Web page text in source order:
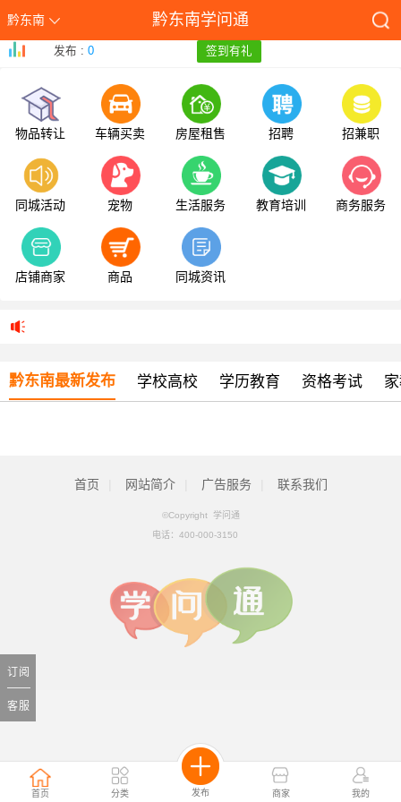
黔东南 黔东南学问通
首页 分类 发布 商家 我的
发布 :0 签到有礼
物品转让 车辆买卖 房屋租售 招聘 招兼职
同城活动 宠物 生活服务 教育培训 商务服务
店铺商家 商品 同城资讯
黔东南最新发布 学校高校 学历教育 资格考试
订阅
客服
首页 网站简介 广告服务 联系我们
©Copyright 学问通
电话： 400-000-3150